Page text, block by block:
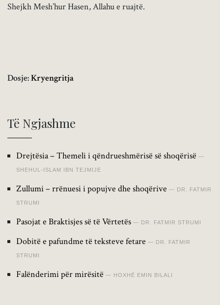
Shejkh Mesh’hur Hasen, Allahu e ruajtë.
Dosje:Kryengritja
Të Ngjashme
Drejtësia – Themeli i qëndrueshmërisë së shoqërisë
SHEHUL-ISLAM IBN TEJMIJE
Zullumi – rrënuesi i popujve dhe shoqërive DR. FATMIR
STRUMI
Pasojat e Braktisjes së të Vërtetës DR. FATMIR STRUMI
Dobitë e pafundme të teksteve fetare DR. FATMIR
STRUMI
Falënderimi për mirësitë HOXHË EMIN BILALI